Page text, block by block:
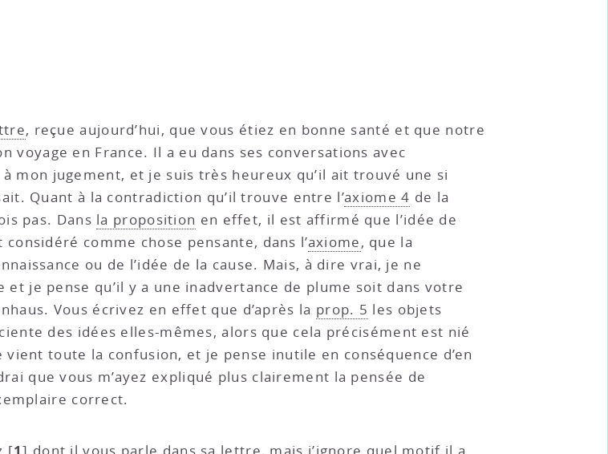
, reçue aujourd’hui, que vous étiez en bonne santé et que notre
voyage en France. Il a eu dans ses conversations avec
mon jugement, et je suis très heureux qu’il ait trouvé une si
Quant à la contradiction qu’il trouve entre l’axiome 4 de la
pas. Dans la proposition en effet, il est affirmé que l’idée de
comme chose pensante, dans l’axiome, que la
ou de l’idée de la cause. Mais, à dire vrai, je ne
je pense qu’il y a une inadvertance de plume soit dans votre
Vous écrivez en effet que d’après la prop. 5 les objets
des idées elles-mêmes, alors que cela précisément est nié
toute la confusion, et je pense inutile en conséquence d’en
que vous m’ayez expliqué plus clairement la pensée de
correct.
[1] dont il vous parle dans sa lettre, mais j’ignore quel motif il a